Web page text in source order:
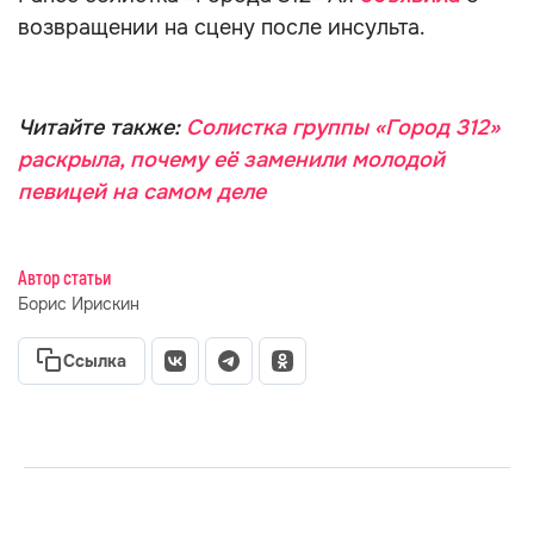
возвращении на сцену после инсульта.
Читайте также: Солистка группы «Город 312»
раскрыла, почему её заменили молодой
певицей на самом деле
Автор статьи
Борис Ирискин
Ссылка